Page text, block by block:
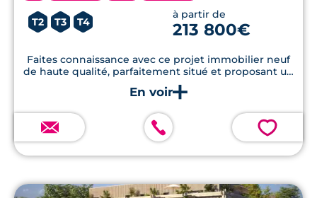
T2 T3 T4
à partir de
213 800€
Faites connaissance avec ce projet immobilier neuf
de haute qualité, parfaitement situé et proposant un
environnement de vie exceptionnel. Un choix
judicieux pour votre avenir.
💗